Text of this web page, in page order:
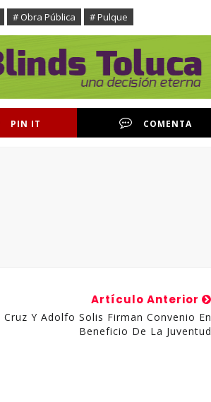
# Obra Pública # Pulque
PIN IT COMENTA
Artículo Anterior
Cruz Y Adolfo Solis Firman Convenio En
Beneficio De La Juventud